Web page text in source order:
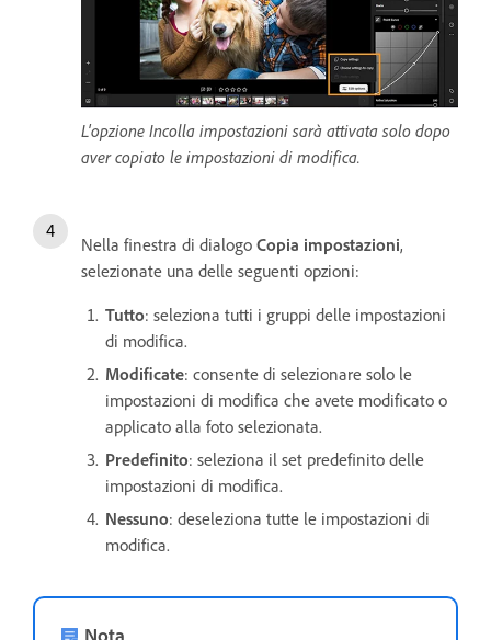
L'opzione Incolla impostazioni sarà attivata solo dopo
aver copiato le impostazioni di modifica.
Nella finestra di dialogo Copia impostazioni,
selezionate una delle seguenti opzioni:
Tutto: seleziona tutti i gruppi delle impostazioni
di modifica.
Modificate: consente di selezionare solo le
impostazioni di modifica che avete modificato o
applicato alla foto selezionata.
Predefinito: seleziona il set predefinito delle
impostazioni di modifica.
Nessuno: deseleziona tutte le impostazioni di
modifica.
Nota